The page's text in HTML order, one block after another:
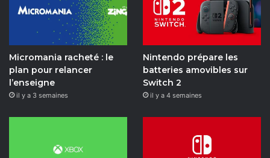
Micromania racheté : le
plan pour relancer
l’enseigne
il y a 3 semaines
Nintendo prépare les
batteries amovibles sur
Switch 2
il y a 4 semaines